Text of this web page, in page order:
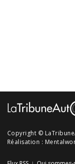
Copyright ©
Réalisation :